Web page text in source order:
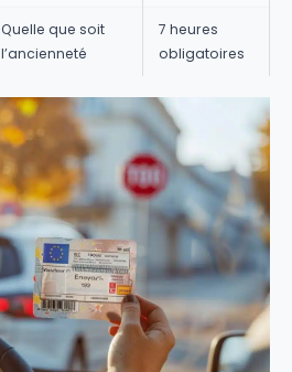
Quelle que soit
l’ancienneté
7 heures
obligatoires